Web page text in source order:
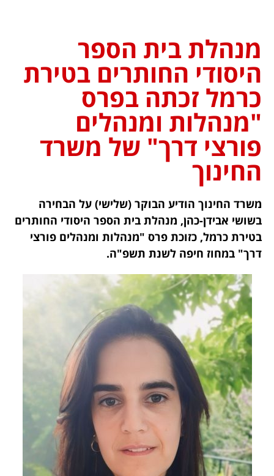
מנהלת בית הספר
היסודי החותרים בטירת
כרמל זכתה בפרס
"מנהלות ומנהלים
פורצי דרך" של משרד
החינוך
משרד החינוך הודיע הבוקר (שלישי) על הבחירה
בשושי אבידן-כהן, מנהלת בית הספר היסודי החותרים
בטירת כרמל, כזוכת פרס "מנהלות ומנהלים פורצי
דרך" במחוז חיפה לשנת תשפ"ה.